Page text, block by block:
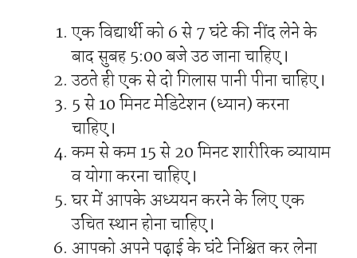
एक विद्यार्थी को 6 से 7 घंटे की नींद लेने के
बाद सुबह 5:00 बजे उठ जाना चाहिए।
उठते ही एक से दो गिलास पानी पीना चाहिए।
5 से 10 मिनट मेडिटेशन (ध्यान) करना
चाहिए।
कम से कम 15 से 20 मिनट शारीरिक व्यायाम
व योगा करना चाहिए।
घर में आपके अध्ययन करने के लिए एक
उचित स्थान होना चाहिए।
आपको अपने पढ़ाई के घंटे निश्चित कर लेना